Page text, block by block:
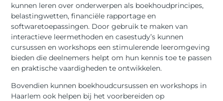
kunnen leren over onderwerpen als boekhoudprincipes,
belastingwetten, financiële rapportage en
softwaretoepassingen. Door gebruik te maken van
interactieve leermethoden en casestudy’s kunnen
cursussen en workshops een stimulerende leeromgeving
bieden die deelnemers helpt om hun kennis toe te passen
en praktische vaardigheden te ontwikkelen.
Bovendien kunnen boekhoudcursussen en workshops in
Haarlem ook helpen bij het voorbereiden op